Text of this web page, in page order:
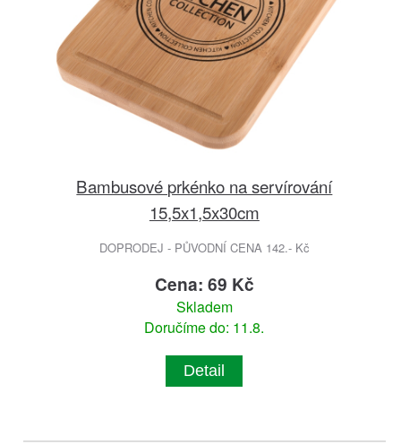
Bambusové prkénko na servírování
15,5x1,5x30cm
DOPRODEJ - PŮVODNÍ CENA 142.- Kč
Cena: 69 Kč
Skladem
Doručíme do: 11.8.
Detail